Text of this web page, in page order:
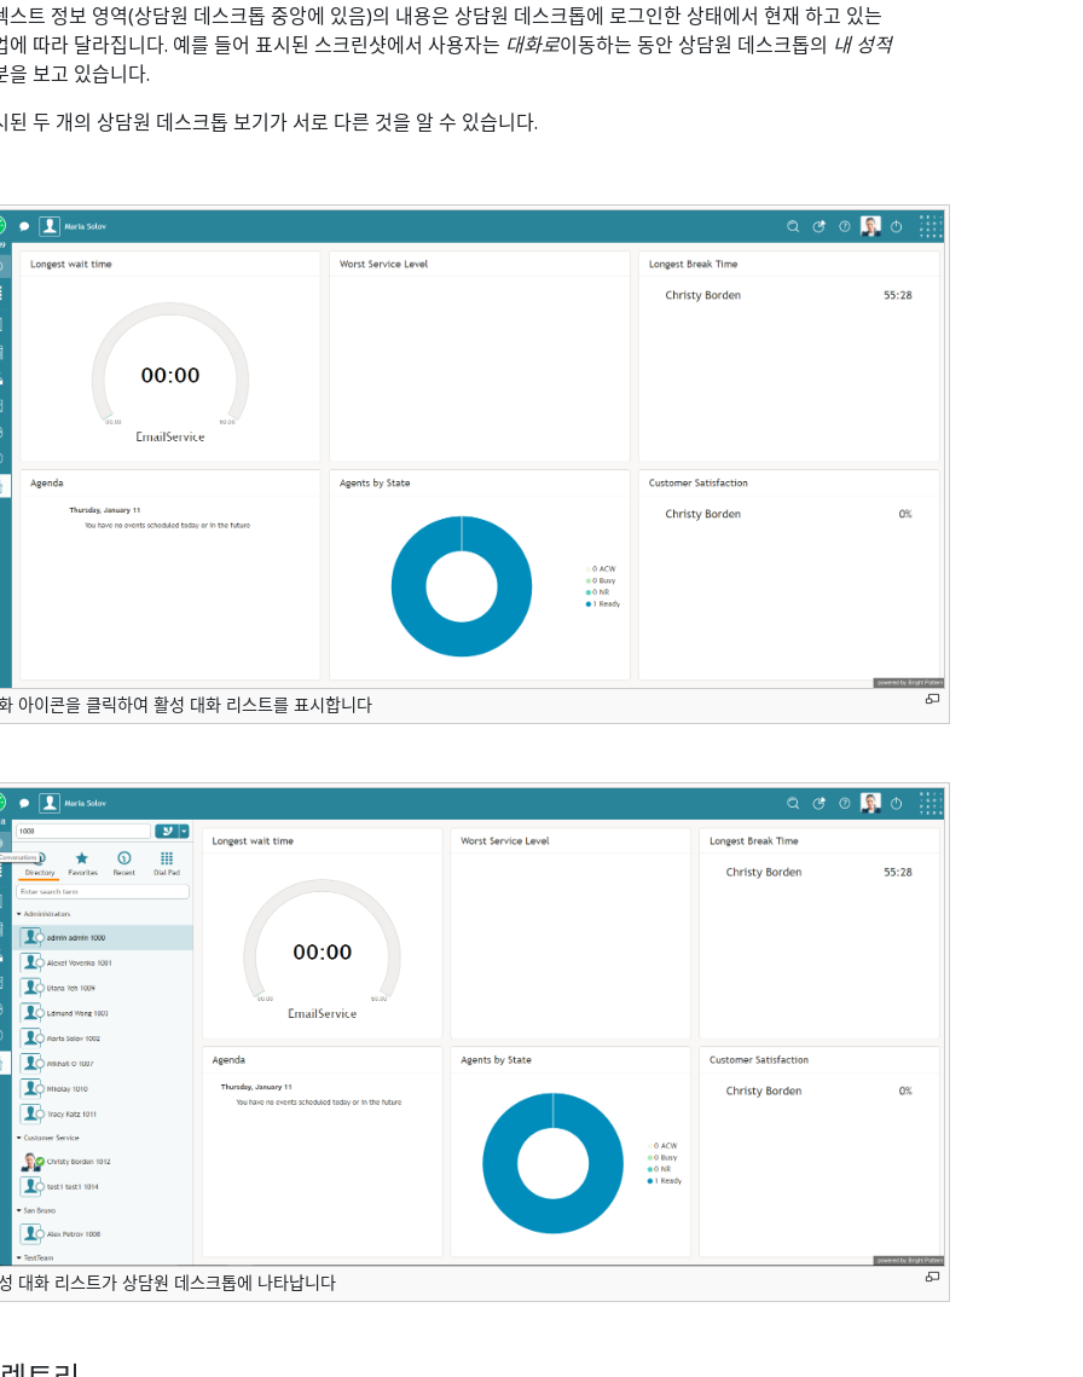
스트 정보 영역(상담원 데스크톱 중앙에 있음)의 내용은 상담원 데스크톱에 로그인한 상태에서 현재 하고 있는
에 따라 달라집니다. 예를 들어 표시된 스크린샷에서 사용자는 대화로이동하는 동안 상담원 데스크톱의 내 성적
을 보고 있습니다.
된 두 개의 상담원 데스크톱 보기가 서로 다른 것을 알 수 있습니다.
아이콘을 클릭하여 활성 대화 리스트를 표시합니다
대화 리스트가 상담원 데스크톱에 나타납니다